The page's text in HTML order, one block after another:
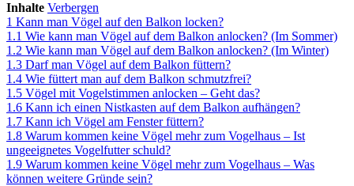
Inhalte Verbergen
1 Kann man Vögel auf den Balkon locken?
1.1 Wie kann man Vögel auf dem Balkon anlocken? (Im Sommer)
1.2 Wie kann man Vögel auf dem Balkon anlocken? (Im Winter)
1.3 Darf man Vögel auf dem Balkon füttern?
1.4 Wie füttert man auf dem Balkon schmutzfrei?
1.5 Vögel mit Vogelstimmen anlocken – Geht das?
1.6 Kann ich einen Nistkasten auf dem Balkon aufhängen?
1.7 Kann ich Vögel am Fenster füttern?
1.8 Warum kommen keine Vögel mehr zum Vogelhaus – Ist
ungeeignetes Vogelfutter schuld?
1.9 Warum kommen keine Vögel mehr zum Vogelhaus – Was
können weitere Gründe sein?